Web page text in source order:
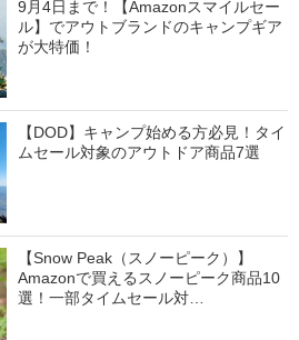
9月4日まで！【Amazonスマイルセー
ル】でアウトブランドのキャンプギア
が大特価！
【DOD】キャンプ始める方必見！タイ
ムセール対象のアウトドア商品7選
【Snow Peak（スノーピーク）】
Amazonで買えるスノーピーク商品10
選！一部タイムセール対…